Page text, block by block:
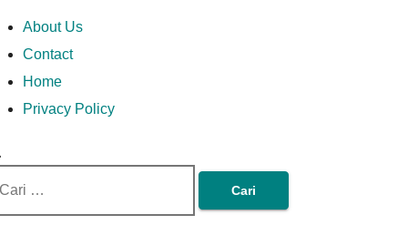
Money In Every
Way
In Every Way
About Us
Contact
Home
Privacy Policy